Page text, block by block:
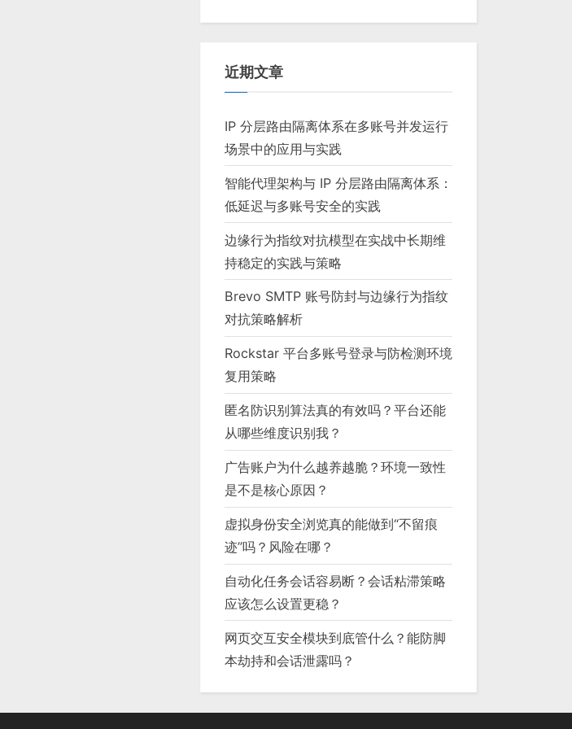
近期文章
IP 分层路由隔离体系在多账号并发运行
场景中的应用与实践
智能代理架构与 IP 分层路由隔离体系：
低延迟与多账号安全的实践
边缘行为指纹对抗模型在实战中长期维
持稳定的实践与策略
Brevo SMTP 账号防封与边缘行为指纹
对抗策略解析
Rockstar 平台多账号登录与防检测环境
复用策略
匿名防识别算法真的有效吗？平台还能
从哪些维度识别我？
广告账户为什么越养越脆？环境一致性
是不是核心原因？
虚拟身份安全浏览真的能做到“不留痕
迹”吗？风险在哪？
自动化任务会话容易断？会话粘滞策略
应该怎么设置更稳？
网页交互安全模块到底管什么？能防脚
本劫持和会话泄露吗？